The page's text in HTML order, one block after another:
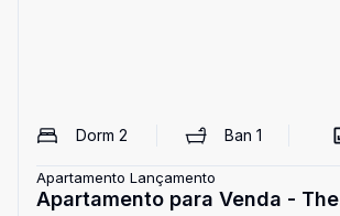
Dorm 2 Ban 1
Apartamento Lançamento
Apartamento para Venda - The